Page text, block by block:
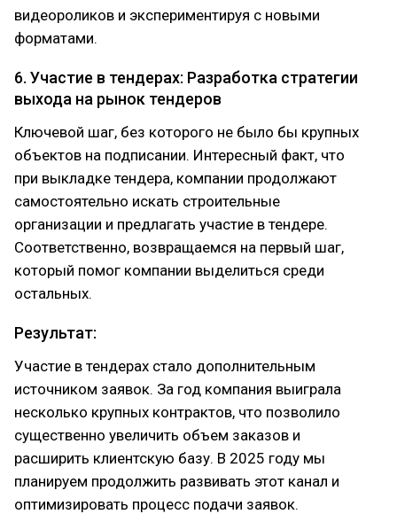
видеороликов и экспериментируя с новыми
форматами.
6. Участие в тендерах: Разработка стратегии
выхода на рынок тендеров
Ключевой шаг, без которого не было бы крупных
объектов на подписании. Интересный факт, что
при выкладке тендера, компании продолжают
самостоятельно искать строительные
организации и предлагать участие в тендере.
Соответственно, возвращаемся на первый шаг,
который помог компании выделиться среди
остальных.
Результат:
Участие в тендерах стало дополнительным
источником заявок. За год компания выиграла
несколько крупных контрактов, что позволило
существенно увеличить объем заказов и
расширить клиентскую базу. В 2025 году мы
планируем продолжить развивать этот канал и
оптимизировать процесс подачи заявок.